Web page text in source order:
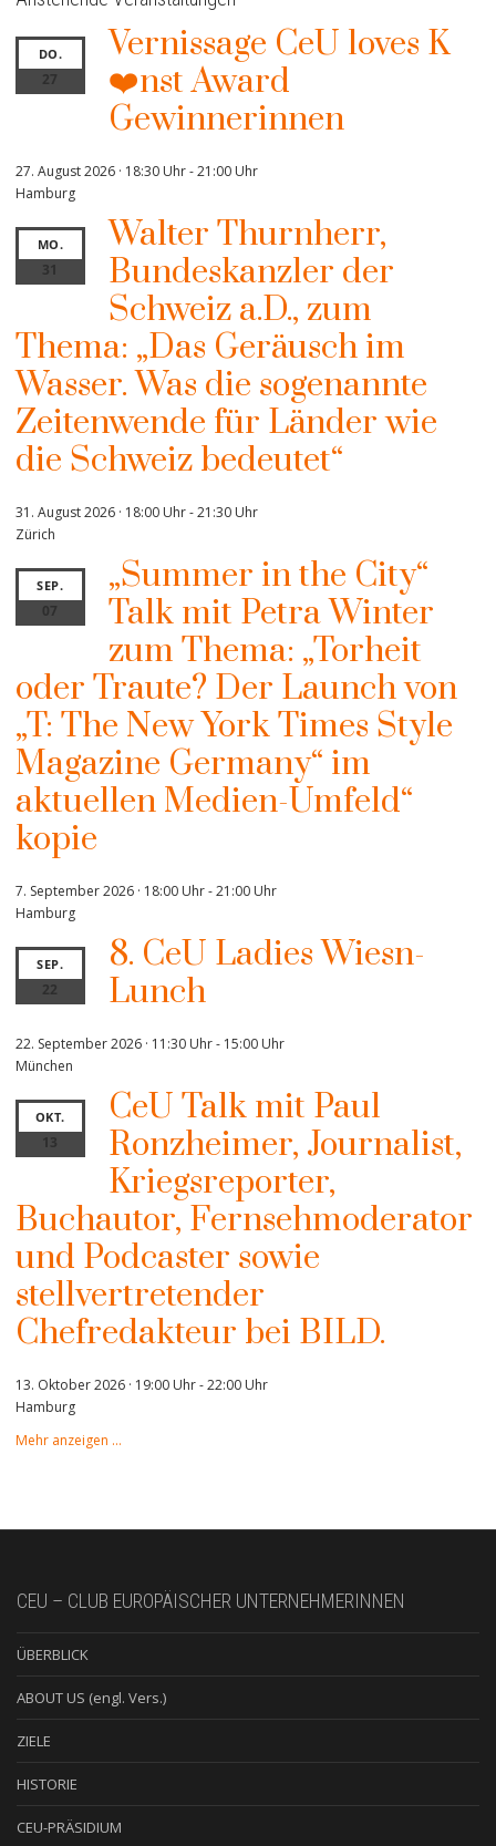
DO.
27
Vernissage CeU loves K
❤️nst Award
Gewinnerinnen
27. August 2026 · 18:30 Uhr-21:00 Uhr
Hamburg
MO.
31
Walter Thurnherr,
Bundeskanzler der
Schweiz a.D., zum
Thema: „Das Geräusch im
Wasser. Was die sogenannte
Zeitenwende für Länder wie
die Schweiz bedeutet“
31. August 2026 · 18:00 Uhr-21:30 Uhr
Zürich
SEP.
07
„Summer in the City“
Talk mit Petra Winter
zum Thema: „Torheit
oder Traute? Der Launch von
„T: The New York Times Style
Magazine Germany“ im
aktuellen Medien-Umfeld“
kopie
7. September 2026 · 18:00 Uhr-21:00 Uhr
Hamburg
SEP.
22
8. CeU Ladies Wiesn-
Lunch
22. September 2026 · 11:30 Uhr- 15:00 Uhr
München
OKT.
13
CeU Talk mit Paul
Ronzheimer, Journalist,
Kriegsreporter,
Buchautor, Fernsehmoderator
und Podcaster sowie
stellvertretender
Chefredakteur bei BILD.
13. Oktober 2026 · 19:00 Uhr-22:00 Uhr
Hamburg
Mehr anzeigen …
CEU – CLUB EUROPÄISCHER UNTERNEHMERINNEN
ÜBERBLICK
ABOUT US (engl. Vers.)
ZIELE
HISTORIE
CEU-PRÄSIDIUM